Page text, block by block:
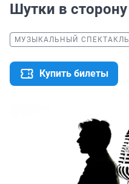
Шутки в сторону
МУЗЫКАЛЬНЫЙ СПЕКТАКЛЬ
Купить билеты